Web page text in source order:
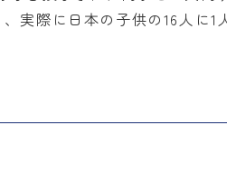
際に日本の子供の16人に1